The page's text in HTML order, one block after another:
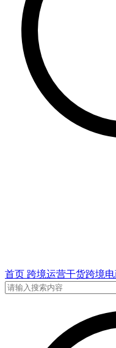
首页 跨境运营干货跨境